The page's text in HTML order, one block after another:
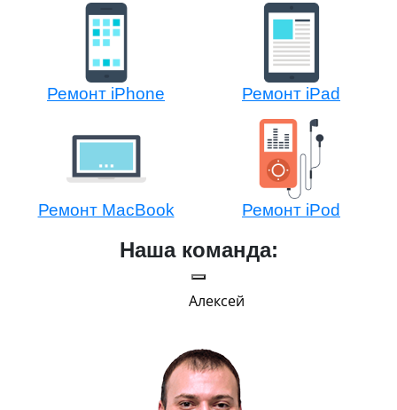
Ремонт iPhone Ремонт iPad
Ремонт MacBook Ремонт iPod
Наша команда:
Алексей